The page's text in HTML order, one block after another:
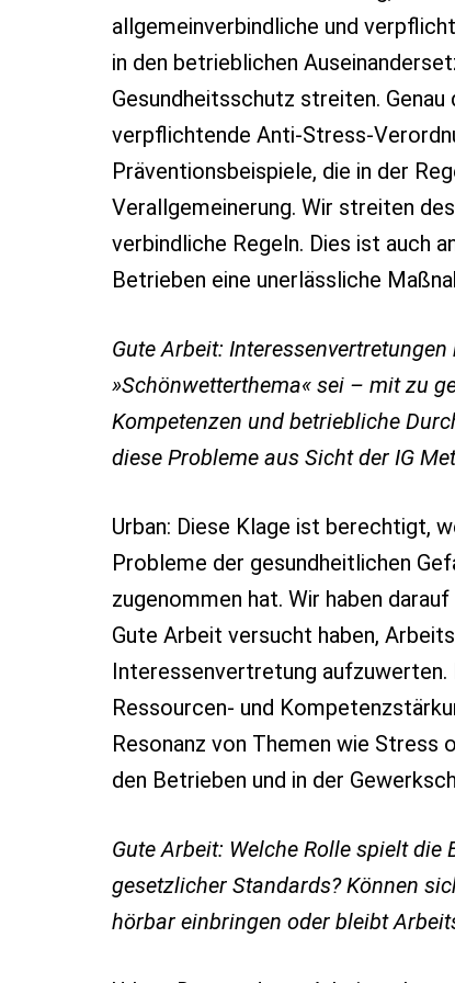
allgemeinverbindliche und
in den betrieblichen
Gesundheitsschutz streiten.
verpflichtende Anti-Stress-
Präventionsbeispiele, die in der
Verallgemeinerung. Wir streiten
verbindliche Regeln. Dies ist auch
Betrieben eine unerlässliche
Gute Arbeit:
»Schönwetterthema« sei – mit zu
Kompetenzen und betriebliche
diese Probleme aus Sicht der IG
Urban: Diese Klage ist berechtigt,
Probleme der gesundheitlichen
zugenommen hat. Wir haben
Gute Arbeit versucht haben,
Interessenvertretung aufzuwerten.
Ressourcen- und
Resonanz von Themen wie Stress
den Betrieben und in der
Gute Arbeit: Welche Rolle spielt
gesetzlicher Standards? Können
hörbar einbringen oder bleibt